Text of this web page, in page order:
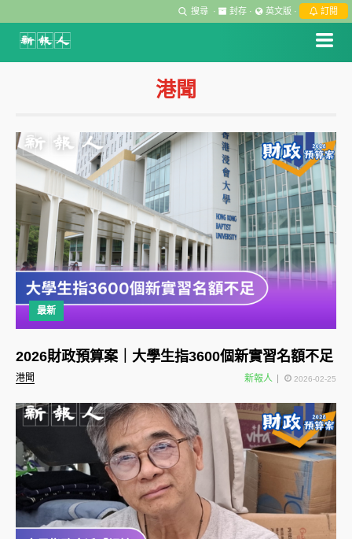
搜尋 · 封存 · 英文版 · 訂閱
港聞
最新
港聞
2026財政預算案｜大學生指3600個新實習名額不足
新報人 2026-02-25